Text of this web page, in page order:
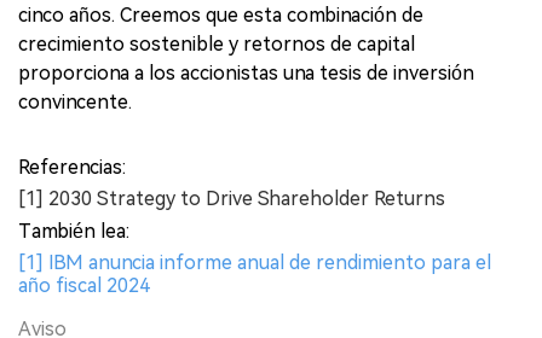
cinco años. Creemos que esta combinación de
crecimiento sostenible y retornos de capital
proporciona a los accionistas una tesis de inversión
convincente.
Referencias:
[1] 2030 Strategy to Drive Shareholder Returns
También lea:
[1] IBM anuncia informe anual de rendimiento para el
año fiscal 2024
Aviso